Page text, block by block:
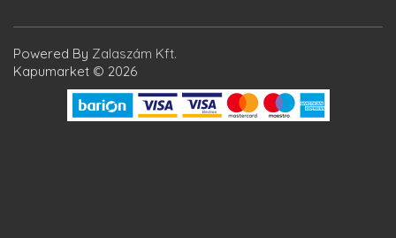
Powered By Zalaszám Kft.
Kapumarket © 2026